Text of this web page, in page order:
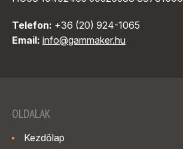
Telefon: +36 (20) 924-1065
Email: info@gammaker.hu
OLDALAK
Kezdőlap